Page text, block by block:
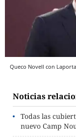
Queco Novell con Laporta
Noticias
Todas las
nuevo Camp